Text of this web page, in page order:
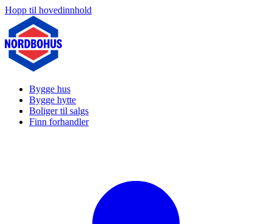
Hopp til hovedinnhold
Bygge hus
Bygge hytte
Boliger til salgs
Finn forhandler